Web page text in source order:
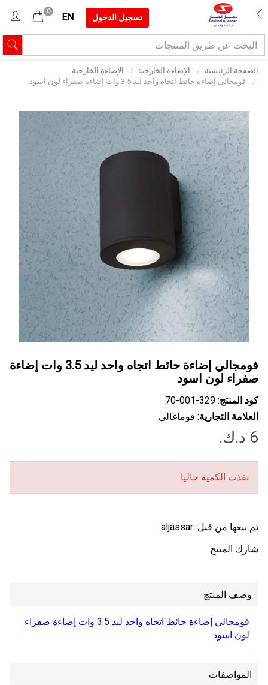
تسجيل الدخول EN
0
الصفحة الرئيسية الإضاءة الخارجية
الإضاءة الخارجية
فومجالي إضاءة حائط اتجاه واحد ليد 3.5 وات إضاءة صفراء لون اسود
فومجالي إضاءة حائط اتجاه واحد ليد 3.5 وات إضاءة
صفراء لون اسود
كود المنتج: ‎70-001-329
العلامة التجارية: فوماغالي
نفذت الكمية حاليا
تم بيعها من قبل: aljassar
شارك المنتج
وصف المنتج
فومجالي إضاءة حائط اتجاه واحد ليد 3.5 وات إضاءة صفراء
لون اسود
المواصفات